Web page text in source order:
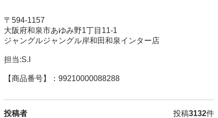
〒594-1157
大阪府和泉市あゆみ野1丁目11-1
ジャングルジャングル岸和田和泉インター店
担当:S.I
【商品番号】：99210000088288
投稿者 投稿3132件